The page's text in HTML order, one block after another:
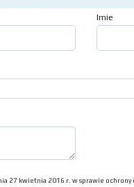
Imie
27 kwietnia 2016 r. w sprawie